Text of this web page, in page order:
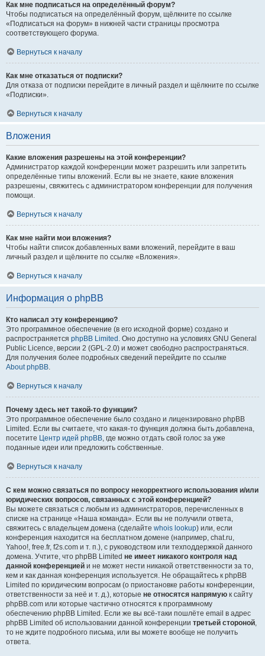
Как мне подписаться на определённый форум?
Чтобы подписаться на определённый форум, щёлкните по ссылке
«Подписаться на форум» в нижней части страницы просмотра
соответствующего форума.
Вернуться к началу
Как мне отказаться от подписки?
Для отказа от подписки перейдите в личный раздел и щёлкните по ссылке
«Подписки».
Вернуться к началу
Вложения
Какие вложения разрешены на этой конференции?
Администратор каждой конференции может разрешить или запретить
определённые типы вложений. Если вы не знаете, какие вложения
разрешены, свяжитесь с администратором конференции для получения
помощи.
Вернуться к началу
Как мне найти мои вложения?
Чтобы найти список добавленных вами вложений, перейдите в ваш
личный раздел и щёлкните по ссылке «Вложения».
Вернуться к началу
Информация о phpBB
Кто написал эту конференцию?
Это программное обеспечение (в его исходной форме) создано и
распространяется phpBB Limited . Оно доступно на условиях GNU General
Public Licence, версии 2 (GPL-2.0) и может свободно распространяться.
Для получения более подробных сведений перейдите по ссылке
About phpBB.
Вернуться к началу
Почему здесь нет такой-то функции?
Это программное обеспечение было создано и лицензировано phpBB
Limited. Если вы считаете, что какая-то функция должна быть добавлена,
посетите Центр идей phpBB, где можно отдать свой голос за уже
поданные идеи или предложить собственные.
Вернуться к началу
С кем можно связаться по вопросу некорректного использования и/или
юридических вопросов, связанных с этой конференцией?
Вы можете связаться с любым из администраторов, перечисленных в
списке на странице «Наша команда». Если вы не получили ответа,
свяжитесь с владельцем домена (сделайте whois lookup) или, если
конференция находится на бесплатном домене (например, chat.ru,
Yahoo!, free.fr, f2s.com и т. п.), с руководством или техподдержкой данного
домена. Учтите, что phpBB Limited не имеет никакого контроля над
данной конференцией и не может нести никакой ответственности за то,
кем и как данная конференция используется. Не обращайтесь к phpBB
Limited по юридическим вопросам (о приостановке работы конференции,
ответственности за неё и т. д.), которые не относятся напрямую к сайту
phpBB.com или которые частично относятся к программному
обеспечению phpBB Limited. Если же вы всё-таки пошлёте email в адрес
phpBB Limited об использовании данной конференции третьей стороной,
то не ждите подробного письма, или вы можете вообще не получить
ответа.